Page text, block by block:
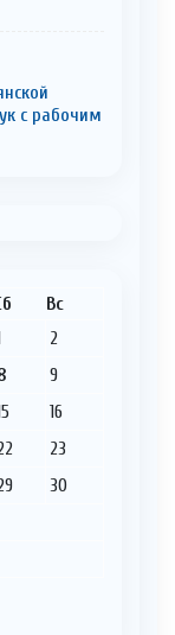
с рабочим
Вс
2
9
16
23
30